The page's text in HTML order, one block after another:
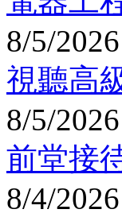
8/5/2026
視聽高
8/5/2026
前堂接
8/4/2026